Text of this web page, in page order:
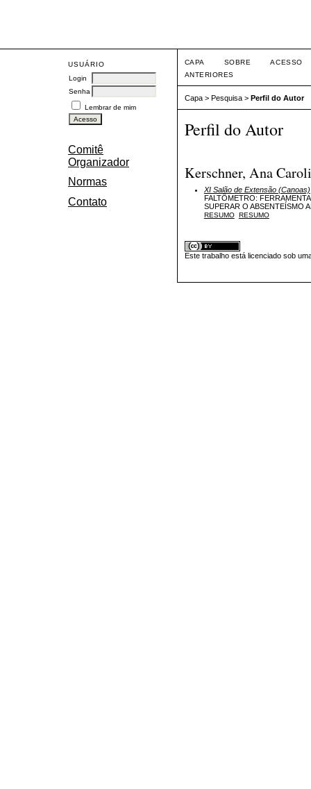
USUÁRIO
Login
Senha
Lembrar de mim
Comitê
Organizador
Normas
Contato
CAPA SOBRE
ACESSO
ANTERIORES
Capa> Pesquisa> Perfil do Autor
Perfil do Autor
Kerschner, Ana
XI Salão de Extensão (Canoas)
FALTÔMETRO:
SUPERAR O ABSENTEÍSMO
RESUMO RESUMO
Este trabalho está licenciado sob